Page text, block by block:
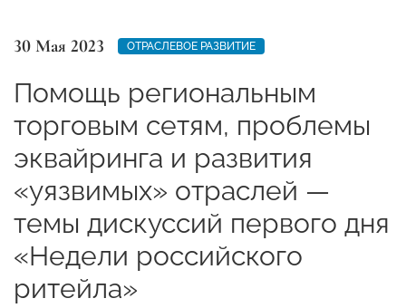
30 Мая 2023 ОТРАСЛЕВОЕ РАЗВИТИЕ
Помощь региональным
торговым сетям, проблемы
эквайринга и развития
«уязвимых» отраслей —
темы дискуссий первого дня
«Недели российского
ритейла»